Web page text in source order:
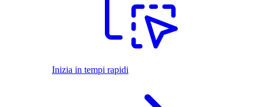
Inizia in tempi rapidi